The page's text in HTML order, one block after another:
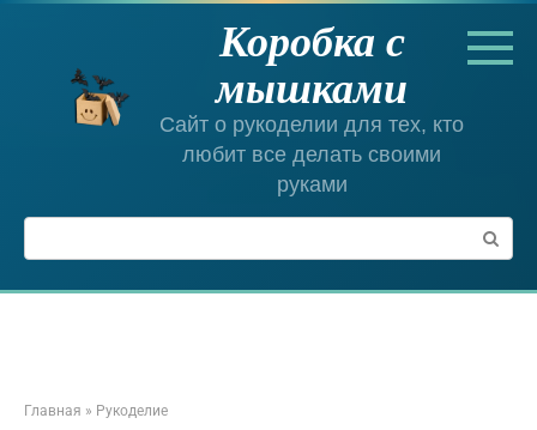
Перейти
Коробка с
мышками
Сайт о рукоделии для тех, кто
любит все делать своими
руками
Поиск:
Главная » Рукоделие